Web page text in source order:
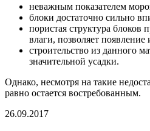
неважным показателем
блоки достаточно сильно
пористая структура
влаги, позволяет появление
строительство из данного
значительной усадки.
Однако, несмотря на такие
равно остается востребованным.
26.09.2017